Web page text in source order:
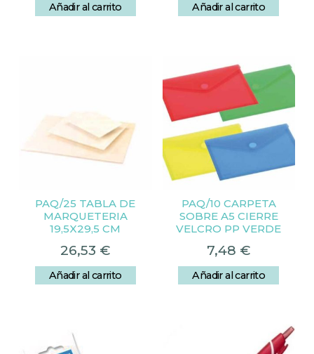
Añadir al carrito Añadir al carrito
PAQ/25 TABLA DE
MARQUETERIA
19,5X29,5 CM
26,53 €
Añadir al carrito
PAQ/10 CARPETA
SOBRE A5 CIERRE
VELCRO PP VERDE
7,48 €
Añadir al carrito